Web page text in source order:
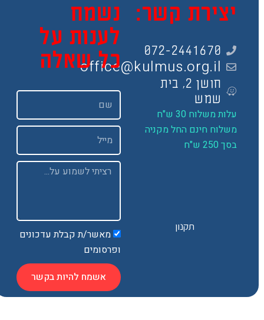
קשר:
072-2441670
office@kulmus.org.il
חושן 2, בית
שמש
משלוח 30 ש"ח
חינם החל מקניה
נשמח
לענות על
כל שאלה
Email
Message
מאשר/ת קבלת עדכונים
ופרסומים
אשמח להיות בקשר